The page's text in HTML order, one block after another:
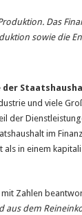
Das
sowie die
und viele
der
im
in einem
Zahlen
aus dem